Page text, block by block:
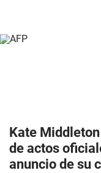
Kate
de actos
anuncio de su